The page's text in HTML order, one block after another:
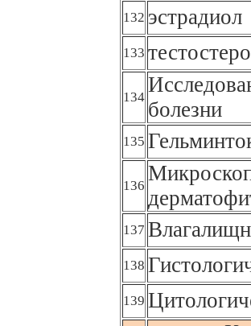
132 эстрадиол
133
134
болезни
135
136
137
138
139